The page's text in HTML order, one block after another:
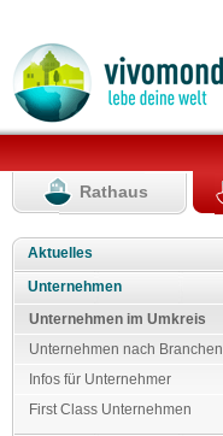
Rathaus
Aktuelles
Unternehmen
Unternehmen im Umkreis
Unternehmen nach Branchen
Infos für Unternehmer
First Class Unternehmen